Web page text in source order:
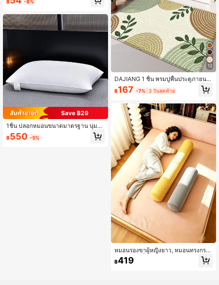
เหล็กสไตล์มินิมอลทันสมัย, หัวเข็มขัดมุ
ปผ้าม่านแม่เหล็กมุกแฟชั่น, สายรัดผ้าม่
านแม่เหล็ก, คลิปผ้าม่านลูกปัดมุกเทียม
หรูหรา, เหมาะสำหรับตกแต่งบ้านในห้อ
รับประทานอาหารด้วยสายรัดมุก, อุปกร
ณ์ยึดและเกี่ยวผ้าม่าน, ของตกแต่งบ้าน
และของใช้จำเป็นในบ้าน
฿ -8%
Save ฿29
1ชิ้น ปลอกหมอนขนาดมาตรฐาน นุ่มส
บาย เหมาะสำหรับหลายฤดูกาล อเนกป
ระสงค์ ขนาด 48ซม.x74ซม. ปลอกหมอ
฿550 -5%
12
DAJIANG 1 ชิ้น พรมปูพื้นประตูภายนอ
ก พรมต้อนรับลายใบไม้และเถาวัลย์สาน
เทียม พรมยาว แผ่นรองพื้น TPR กันลื่น
ดิน ห้องนอน ห้องนั่งเล่น ข้างเตียง ซักด้
วยเครื่องได้ ทำความสะอาดง่าย พรมท
างเข้า ตกแต่งบ้าน
฿167 -7% 3 วันสุดท้าย
หมอนรองขาผู้หญิงยาว, หมอนทรงกระ
บอกเมมโมรี่โฟมถอดซักได้, บรรเทาอา
การปวดคอและรองรับกระดูกคอ, ของข
฿419